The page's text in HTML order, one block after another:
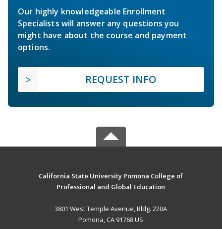
Our highly knowledgeable Enrollment
Specialists will answer any questions you
might have about the course and payment
options.
REQUEST INFO
California State University Pomona College of
Professional and Global Education
3801 West Temple Avenue, Bldg. 220A
Pomona, CA 91768 US